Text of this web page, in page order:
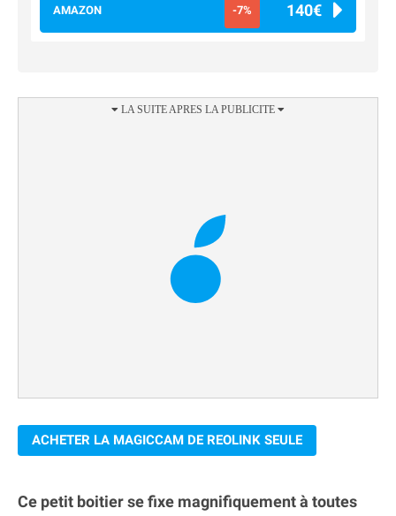
AMAZON -7% 140€
ACHETER LA MAGICCAM DE REOLINK SEULE
Ce petit boitier se fixe magnifiquement à toutes